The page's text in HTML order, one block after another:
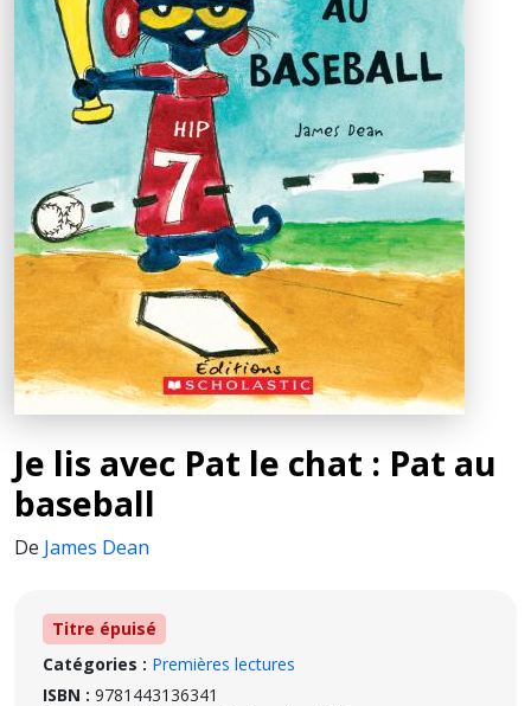
Je lis avec Pat le chat : Pat au
baseball
De James Dean
Titre épuisé
Catégories : Premières lectures
ISBN : 9781443136341